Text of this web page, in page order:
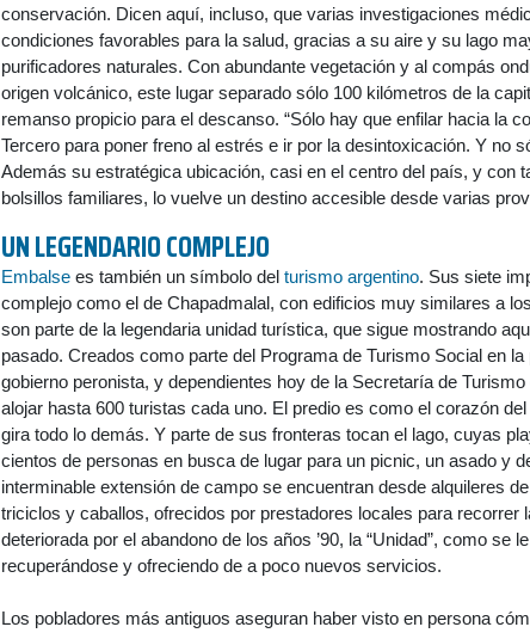
conservación. Dicen aquí, incluso, que varias investigaciones
condiciones favorables para la salud, gracias a su aire y su lago
purificadores naturales. Con abundante vegetación y al compás
origen volcánico, este lugar separado sólo 100 kilómetros de la
remanso propicio para el descanso. “Sólo hay que enfilar hacia la
Tercero para poner freno al estrés e ir por la desintoxicación. Y no
Además su estratégica ubicación, casi en el centro del país, y con
bolsillos familiares, lo vuelve un destino accesible desde varias
UN LEGENDARIO COMPLEJO
Embalse es también un símbolo del turismo argentino. Sus siete
complejo como el de Chapadmalal, con edificios muy similares a
son parte de la legendaria unidad turística, que sigue mostrando
pasado. Creados como parte del Programa de Turismo Social en la
gobierno peronista, y dependientes hoy de la Secretaría de
alojar hasta 600 turistas cada uno. El predio es como el corazón
gira todo lo demás. Y parte de sus fronteras tocan el lago, cuyas
cientos de personas en busca de lugar para un picnic, un asado y
interminable extensión de campo se encuentran desde alquileres
triciclos y caballos, ofrecidos por prestadores locales para recorrer
deteriorada por el abandono de los años ’90, la “Unidad”, como se
recuperándose y ofreciendo de a poco nuevos servicios.
Los pobladores más antiguos aseguran haber visto en persona